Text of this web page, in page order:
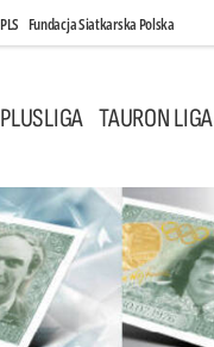
PLS Fundacja Siatkarska Polska
PLUSLIGA TAURON LIGA